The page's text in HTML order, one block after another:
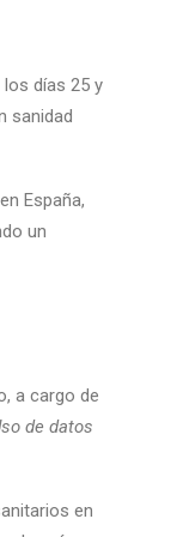
los días 25 y
sanidad
España,
un
a cargo de
de datos
en